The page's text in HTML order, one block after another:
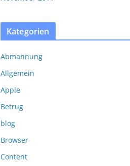
Kategorien
Abmahnung
Allgemein
Apple
Betrug
blog
Browser
Content